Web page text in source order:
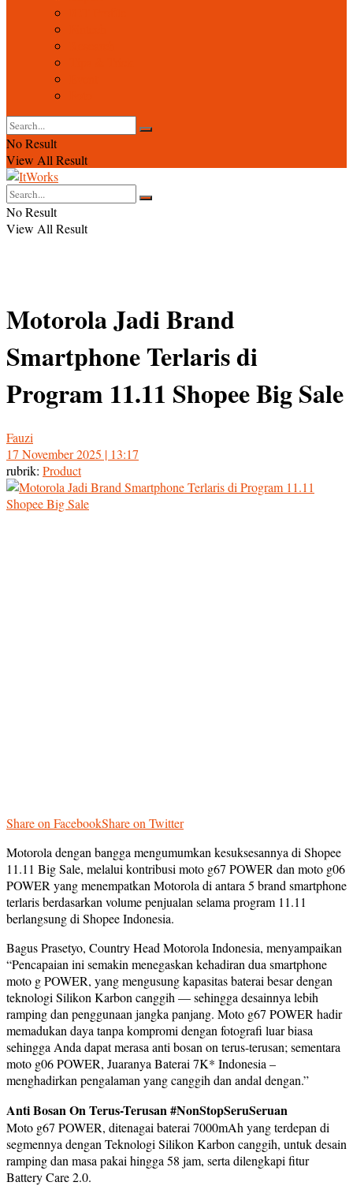
No Result
View All Result
No Result
View All Result
Motorola Jadi Brand
Smartphone Terlaris di
Program 11.11 Shopee Big Sale
Fauzi
17 November 2025 | 13:17
rubrik: Product
Share on FacebookShare on Twitter
Motorola dengan bangga mengumumkan kesuksesannya di Shopee
11.11 Big Sale, melalui kontribusi moto g67 POWER dan moto g06
POWER yang menempatkan Motorola di antara 5 brand smartphone
terlaris berdasarkan volume penjualan selama program 11.11
berlangsung di Shopee Indonesia.
Bagus Prasetyo, Country Head Motorola Indonesia, menyampaikan
“Pencapaian ini semakin menegaskan kehadiran dua smartphone
moto g POWER, yang mengusung kapasitas baterai besar dengan
teknologi Silikon Karbon canggih — sehingga desainnya lebih
ramping dan penggunaan jangka panjang. Moto g67 POWER hadir
memadukan daya tanpa kompromi dengan fotografi luar biasa
sehingga Anda dapat merasa anti bosan on terus-terusan; sementara
moto g06 POWER, Juaranya Baterai 7K* Indonesia –
menghadirkan pengalaman yang canggih dan andal dengan.”
Anti Bosan On Terus-Terusan #NonStopSeruSeruan
Moto g67 POWER, ditenagai baterai 7000mAh yang terdepan di
segmennya dengan Teknologi Silikon Karbon canggih, untuk desain
ramping dan masa pakai hingga 58 jam, serta dilengkapi fitur
Battery Care 2.0.